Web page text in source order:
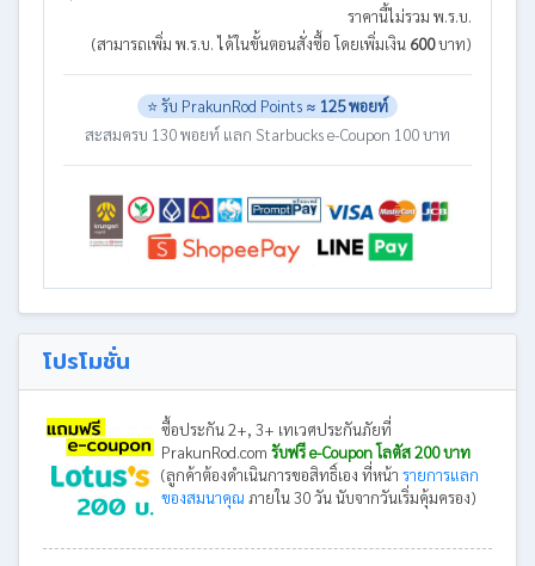
ราคานี้ไม่รวม พ.ร.บ.
(สามารถเพิ่ม พ.ร.บ. ได้ในขั้นตอนสั่งซื้อ โดยเพิ่มเงิน 600บาท)
⭐ รับ PrakunRod Points ≈ 125 พอยท์
สะสมครบ 130 พอยท์ แลก Starbucks e-Coupon 100 บาท
โปรโมชั่น
ซื้อประกัน 2+, 3+ เทเวศประกันภัยที่
PrakunRod.com รับฟรี e-Coupon โลตัส 200 บาท
(ลูกค้าต้องดำเนินการขอสิทธิ์เอง ที่หน้า รายการแลก
ของสมนาคุณ ภายใน 30 วัน นับจากวันเริ่มคุ้มครอง)